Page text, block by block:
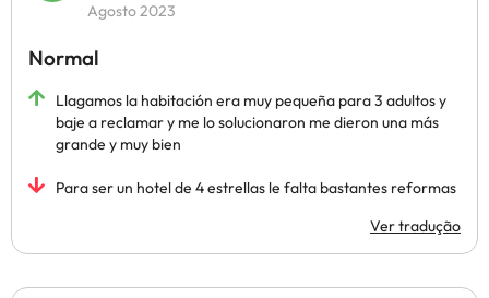
Agosto 2023
Normal
Llagamos la habitación era muy pequeña para 3 adultos y
baje a reclamar y me lo solucionaron me dieron una más
grande y muy bien
Para ser un hotel de 4 estrellas le falta bastantes reformas
Ver tradução